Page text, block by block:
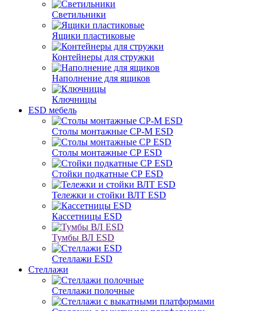
Светильники
Ящики пластиковые
Контейнеры для стружки
Наполнение для ящиков
Ключницы
ESD мебель
Столы монтажные СР-М ESD
Столы монтажные СР ESD
Стойки подкатные СР ESD
Тележки и стойки ВЛТ ESD
Кассетницы ESD
Тумбы ВЛ ESD
Стеллажи ESD
Стеллажи
Стеллажи полочные